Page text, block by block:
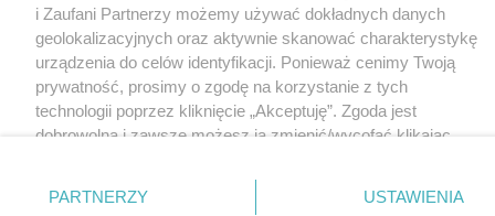
i Zaufani Partnerzy możemy używać dokładnych danych
geolokalizacyjnych oraz aktywnie skanować charakterystykę
urządzenia do celów identyfikacji. Ponieważ cenimy Twoją
prywatność, prosimy o zgodę na korzystanie z tych
technologii poprzez kliknięcie „Akceptuję”. Zgoda jest
dobrowolna i zawsze możesz ją zmienić/wycofać klikając
dolnym rogu strony
. Niektóre rodzaje przetwarzania
danych nie wymagają zgody użytkownika, ale masz prawo
PARTNERZY USTAWIENIA